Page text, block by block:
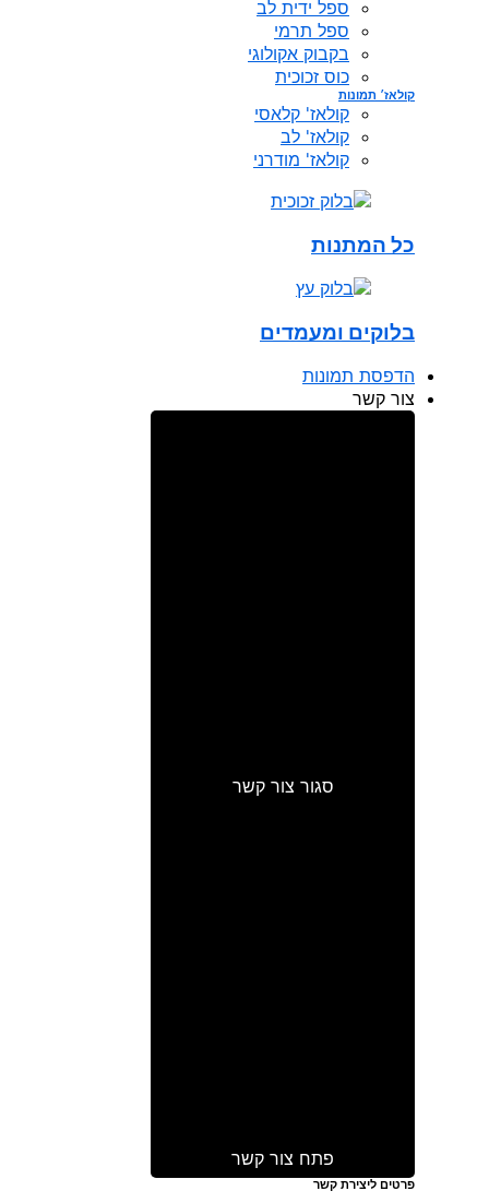
ספל ידית לב
ספל תרמי
בקבוק אקולוגי
כוס זכוכית
קולאז׳ תמונות
קולאז' קלאסי
קולאז' לב
קולאז' מודרני
כל המתנות
בלוקים ומעמדים
הדפסת תמונות
צור קשר
סגור צור קשר
פתח צור קשר
פרטים ליצירת קשר